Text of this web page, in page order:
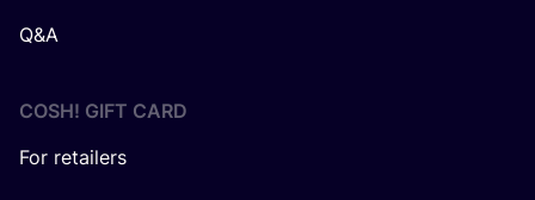
Q&A
COSH! GIFT CARD
For retailers